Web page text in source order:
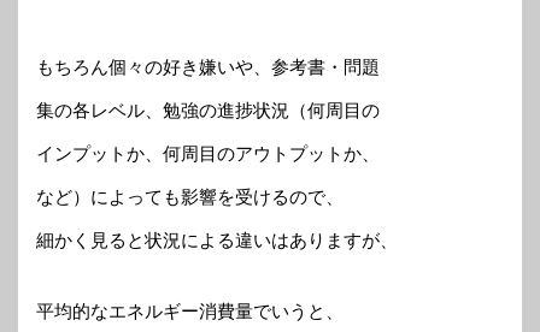
もちろん個々の好き嫌いや、参考書・問題
集の各レベル、勉強の進捗状況（何周目の
インプットか、何周目のアウトプットか、
など）によっても影響を受けるので、
細かく見ると状況による違いはありますが、
平均的なエネルギー消費量でいうと、